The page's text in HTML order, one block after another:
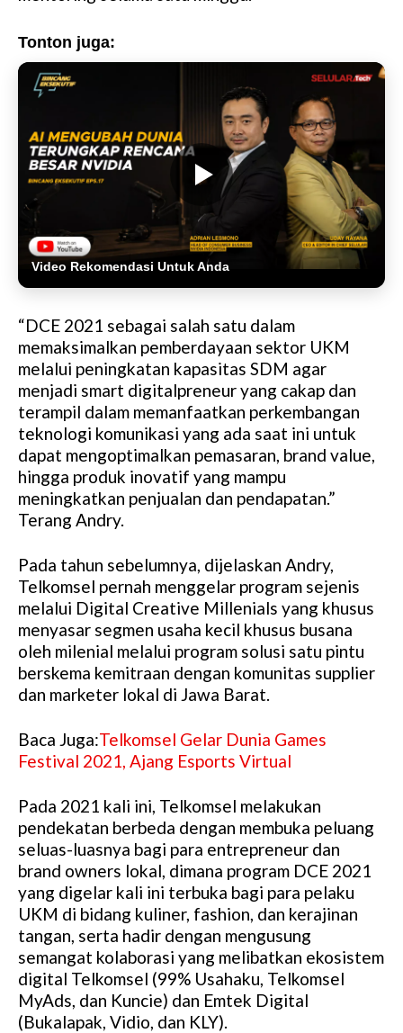
Tonton juga:
Video Rekomendasi Untuk Anda
“DCE 2021 sebagai salah satu dalam
memaksimalkan pemberdayaan sektor UKM
melalui peningkatan kapasitas SDM agar
menjadi smart digitalpreneur yang cakap dan
terampil dalam memanfaatkan perkembangan
teknologi komunikasi yang ada saat ini untuk
dapat mengoptimalkan pemasaran, brand value,
hingga produk inovatif yang mampu
meningkatkan penjualan dan pendapatan.”
Terang Andry.
Pada tahun sebelumnya, dijelaskan Andry,
Telkomsel pernah menggelar program sejenis
melalui Digital Creative Millenials yang khusus
menyasar segmen usaha kecil khusus busana
oleh milenial melalui program solusi satu pintu
berskema kemitraan dengan komunitas supplier
dan marketer lokal di Jawa Barat.
Baca Juga:Telkomsel Gelar Dunia Games
Festival 2021, Ajang Esports Virtual
Pada 2021 kali ini, Telkomsel melakukan
pendekatan berbeda dengan membuka peluang
seluas-luasnya bagi para entrepreneur dan
brand owners lokal, dimana program DCE 2021
yang digelar kali ini terbuka bagi para pelaku
UKM di bidang kuliner, fashion, dan kerajinan
tangan, serta hadir dengan mengusung
semangat kolaborasi yang melibatkan ekosistem
digital Telkomsel (99% Usahaku, Telkomsel
MyAds, dan Kuncie) dan Emtek Digital
(Bukalapak, Vidio, dan KLY).